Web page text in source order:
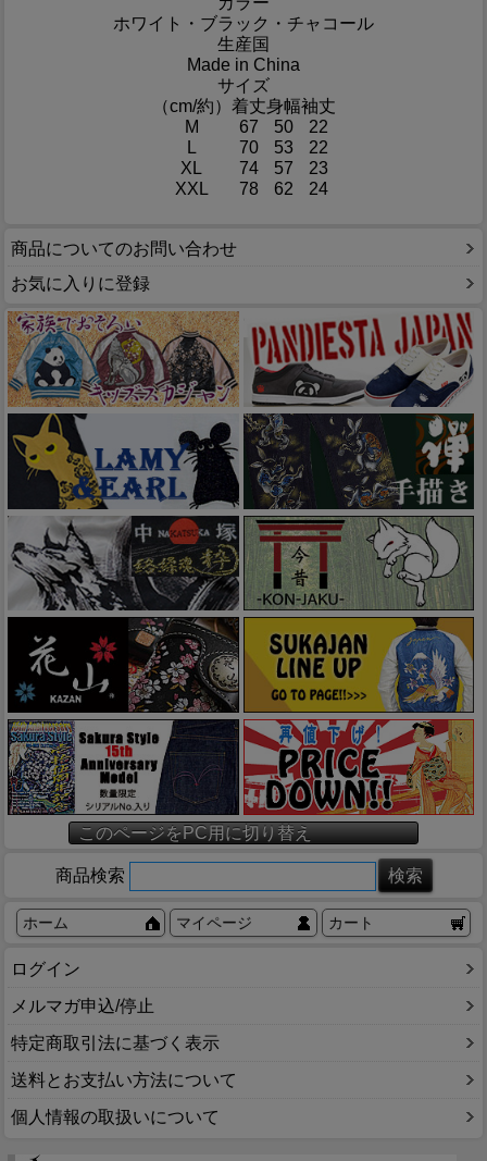
ホワイト・ブラック・チャコール
生産国
Made in China
サイズ
（cm/約） 着丈身幅袖丈
M
67 50
22
L
70 53
22
XL
74 57
23
XXL
78 62 24
商品についてのお問い合わせ
お気に入りに登録
このページをPC用に切り替え
商品検索
ホーム マイページ カート
ログイン
メルマガ申込/停止
特定商取引法に基づく表示
送料とお支払い方法について
個人情報の取扱いについて